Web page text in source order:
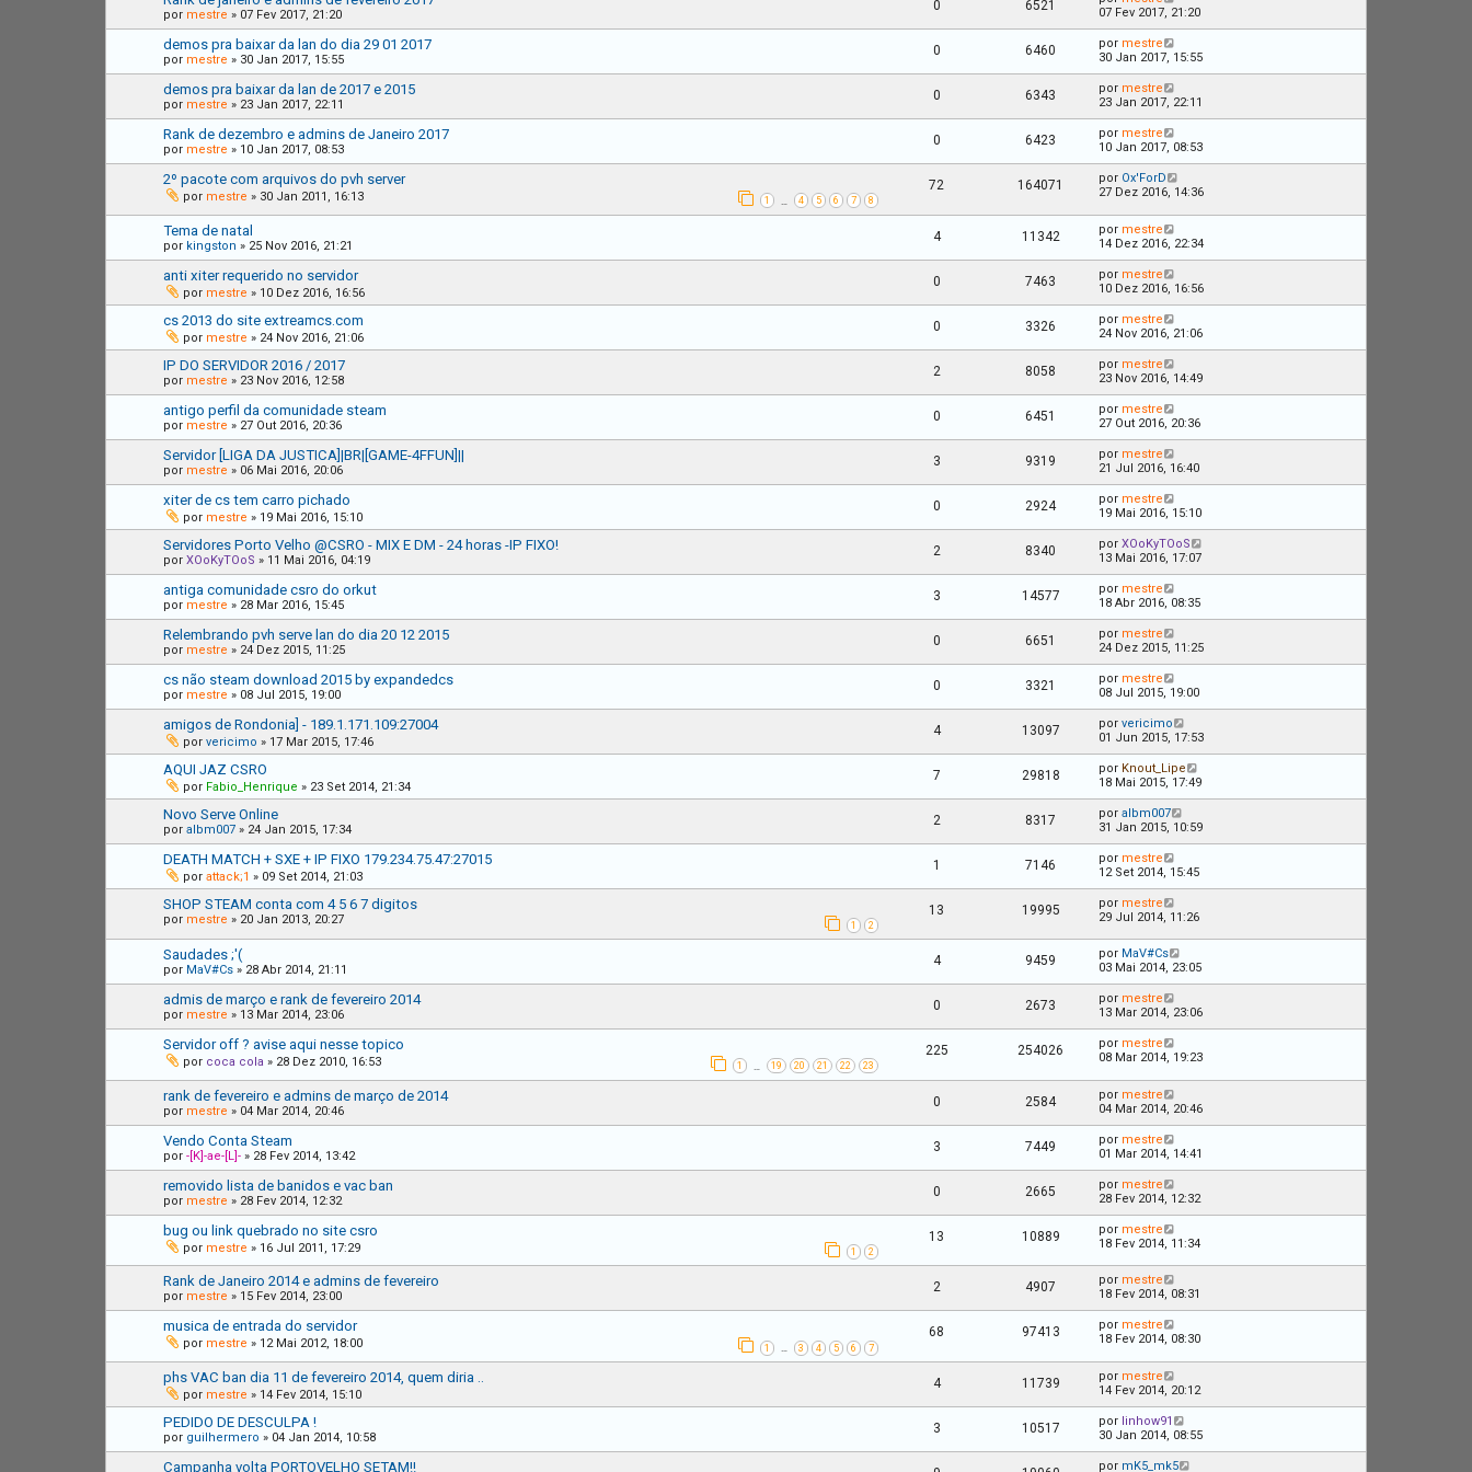
por mestre » 07 Fev 2017, 21:20
0 6521
07 Fev 2017, 21:20
demos pra baixar da lan do dia 29 01 2017
por mestre » 30 Jan 2017, 15:55
0 6460 por mestre
30 Jan 2017, 15:55
demos pra baixar da lan de 2017 e 2015
por mestre » 23 Jan 2017, 22:11
0 6343 por mestre
23 Jan 2017, 22:11
Rank de dezembro e admins de Janeiro 2017
por mestre » 10 Jan 2017, 08:53
0 6423 por mestre
10 Jan 2017, 08:53
2º pacote com arquivos do pvh server
por mestre » 30 Jan 2011, 16:13 1 4 5 6 7 8
72 164071 por Ox'ForD
27 Dez 2016, 14:36
Tema de natal
por kingston » 25 Nov 2016, 21:21
4 11342 por mestre
14 Dez 2016, 22:34
anti xiter requerido no servidor
por mestre » 10 Dez 2016, 16:56
0 7463 por mestre
10 Dez 2016, 16:56
cs 2013 do site extreamcs.com
por mestre » 24 Nov 2016, 21:06
0 3326 por mestre
24 Nov 2016, 21:06
IP DO SERVIDOR 2016 / 2017
por mestre » 23 Nov 2016, 12:58
2 8058 por mestre
23 Nov 2016, 14:49
antigo perfil da comunidade steam
por mestre » 27 Out 2016, 20:36
0 6451 por mestre
27 Out 2016, 20:36
Servidor [LIGA DA JUSTICA]|BR|[GAME-4FFUN]||
por mestre » 06 Mai 2016, 20:06
3 9319 por mestre
21 Jul 2016, 16:40
xiter de cs tem carro pichado
por mestre » 19 Mai 2016, 15:10
0 2924 por mestre
19 Mai 2016, 15:10
Servidores Porto Velho @CSRO - MIX E DM - 24 horas -IP FIXO!
por XOoKyTOoS » 11 Mai 2016, 04:19
2 8340 por XOoKyTOoS
13 Mai 2016, 17:07
antiga comunidade csro do orkut
por mestre » 28 Mar 2016, 15:45
3 14577 por mestre
18 Abr 2016, 08:35
Relembrando pvh serve lan do dia 20 12 2015
por mestre » 24 Dez 2015, 11:25
0 6651 por mestre
24 Dez 2015, 11:25
cs não steam download 2015 by expandedcs
por mestre » 08 Jul 2015, 19:00
0 3321 por mestre
08 Jul 2015, 19:00
amigos de Rondonia] - 189.1.171.109:27004
por vericimo » 17 Mar 2015, 17:46
4 13097 por vericimo
01 Jun 2015, 17:53
AQUI JAZ CSRO
por Fabio_Henrique » 23 Set 2014, 21:34
7 29818 por Knout_Lipe
18 Mai 2015, 17:49
Novo Serve Online
por albm007 » 24 Jan 2015, 17:34
2 8317 por albm007
31 Jan 2015, 10:59
DEATH MATCH + SXE + IP FIXO 179.234.75.47:27015
por attack;1 » 09 Set 2014, 21:03
1 7146 por mestre
12 Set 2014, 15:45
SHOP STEAM conta com 4 5 6 7 digitos
por mestre » 20 Jan 2013, 20:27 1 2
13 19995 por mestre
29 Jul 2014, 11:26
Saudades ;'(
por MaV#Cs » 28 Abr 2014, 21:11
4 9459 por MaV#Cs
03 Mai 2014, 23:05
admis de março e rank de fevereiro 2014
por mestre » 13 Mar 2014, 23:06
0 2673 por mestre
13 Mar 2014, 23:06
Servidor off ? avise aqui nesse topico
por coca cola » 28 Dez 2010, 16:53 1 19 20 21 22 23
225 254026 por mestre
08 Mar 2014, 19:23
rank de fevereiro e admins de março de 2014
por mestre » 04 Mar 2014, 20:46
0 2584 por mestre
04 Mar 2014, 20:46
Vendo Conta Steam
por -[K]-ae-[L]- » 28 Fev 2014, 13:42
3 7449 por mestre
01 Mar 2014, 14:41
removido lista de banidos e vac ban
por mestre » 28 Fev 2014, 12:32
0 2665 por mestre
28 Fev 2014, 12:32
bug ou link quebrado no site csro
por mestre » 16 Jul 2011, 17:29 1 2
13 10889 por mestre
18 Fev 2014, 11:34
Rank de Janeiro 2014 e admins de fevereiro
por mestre » 15 Fev 2014, 23:00
2 4907 por mestre
18 Fev 2014, 08:31
musica de entrada do servidor
por mestre » 12 Mai 2012, 18:00 1 3 4 5 6 7
68 97413 por mestre
18 Fev 2014, 08:30
phs VAC ban dia 11 de fevereiro 2014, quem diria ..
por mestre » 14 Fev 2014, 15:10
4 11739 por mestre
14 Fev 2014, 20:12
PEDIDO DE DESCULPA !
por guilhermero » 04 Jan 2014, 10:58
3 10517 por linhow91
30 Jan 2014, 08:55
Campanha volta PORTOVELHO SETAM!! por mK5_mk5